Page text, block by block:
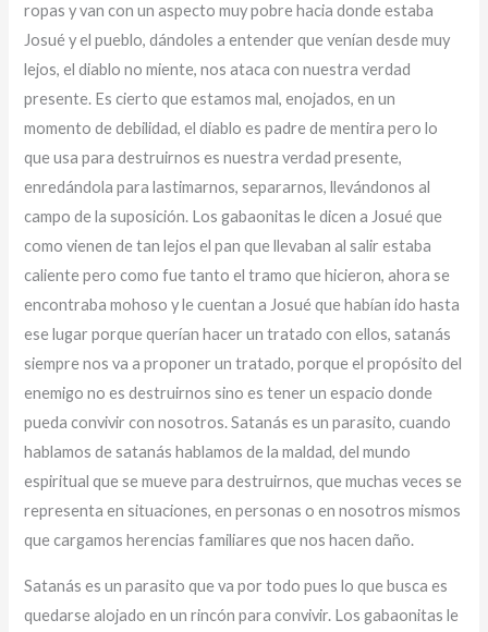
ropas y van con un aspecto muy pobre hacia donde estaba
Josué y el pueblo, dándoles a entender que venían desde muy
lejos, el diablo no miente, nos ataca con nuestra verdad
presente. Es cierto que estamos mal, enojados, en un
momento de debilidad, el diablo es padre de mentira pero lo
que usa para destruirnos es nuestra verdad presente,
enredándola para lastimarnos, separarnos, llevándonos al
campo de la suposición. Los gabaonitas le dicen a Josué que
como vienen de tan lejos el pan que llevaban al salir estaba
caliente pero como fue tanto el tramo que hicieron, ahora se
encontraba mohoso y le cuentan a Josué que habían ido hasta
ese lugar porque querían hacer un tratado con ellos, satanás
siempre nos va a proponer un tratado, porque el propósito del
enemigo no es destruirnos sino es tener un espacio donde
pueda convivir con nosotros. Satanás es un parasito, cuando
hablamos de satanás hablamos de la maldad, del mundo
espiritual que se mueve para destruirnos, que muchas veces se
representa en situaciones, en personas o en nosotros mismos
que cargamos herencias familiares que nos hacen daño.
Satanás es un parasito que va por todo pues lo que busca es
quedarse alojado en un rincón para convivir. Los gabaonitas le